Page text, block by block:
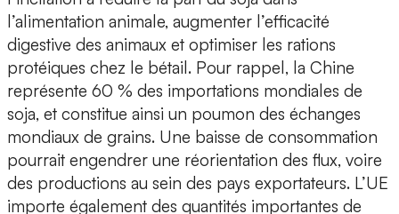
l’alimentation animale, augmenter l’efficacité
digestive des animaux et optimiser les rations
protéiques chez le bétail. Pour rappel, la Chine
représente 60 % des importations mondiales de
soja, et constitue ainsi un poumon des échanges
mondiaux de grains. Une baisse de consommation
pourrait engendrer une réorientation des flux, voire
des productions au sein des pays exportateurs. L’UE
importe également des quantités importantes de